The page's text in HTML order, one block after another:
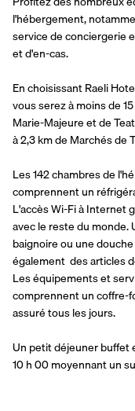
l'hébergement,
service de conciergerie
et d'en-cas.
En choisissant Raeli
vous serez à moins de
Marie-Majeure et de
à 2,3 km de Marchés de
Les 142 chambres de
comprennent un
L'accès Wi-Fi à Internet
avec le reste du monde.
baignoire ou une
également  des articles
Les équipements et
comprennent un coffre-
assuré tous les jours.
Un petit déjeuner buffet
10 h 00 moyennant un